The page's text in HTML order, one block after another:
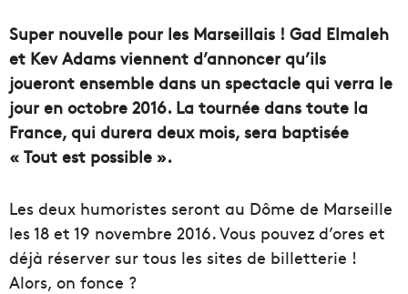
Super nouvelle pour les Marseillais ! Gad Elmaleh
et Kev Adams viennent d’annoncer qu’ils
joueront ensemble dans un spectacle qui verra le
jour en octobre 2016. La tournée dans toute la
France, qui durera deux mois, sera baptisée
« Tout est possible ».
Les deux humoristes seront au Dôme de Marseille
les 18 et 19 novembre 2016. Vous pouvez d’ores et
déjà réserver sur tous les sites de billetterie !
Alors, on fonce ?